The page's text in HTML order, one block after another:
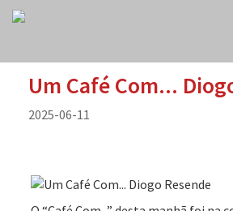
Um Café Com...
2025-06-11